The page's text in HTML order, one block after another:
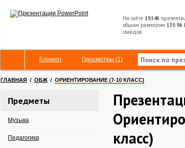
На сайте 19146
общим размером 139.96
слайдов
Блокнот Просмотры (1)
ГЛАВНАЯ / ОБЖ / ОРИЕНТИРОВАНИЕ (7-10 КЛАСС)
Предметы
Музыка
Педагогика
класс)